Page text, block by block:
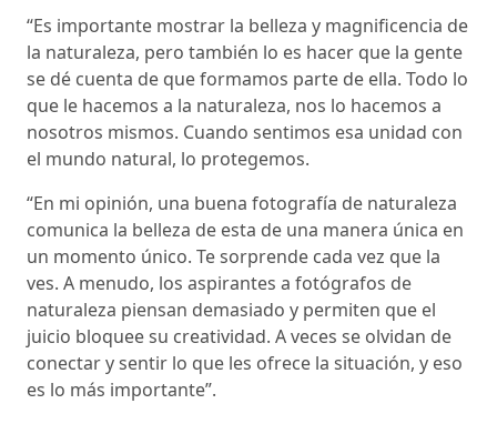
“Es importante mostrar la belleza y magnificencia de
la naturaleza, pero también lo es hacer que la gente
se dé cuenta de que formamos parte de ella. Todo lo
que le hacemos a la naturaleza, nos lo hacemos a
nosotros mismos. Cuando sentimos esa unidad con
el mundo natural, lo protegemos.
“En mi opinión, una buena fotografía de naturaleza
comunica la belleza de esta de una manera única en
un momento único. Te sorprende cada vez que la
ves. A menudo, los aspirantes a fotógrafos de
naturaleza piensan demasiado y permiten que el
juicio bloquee su creatividad. A veces se olvidan de
conectar y sentir lo que les ofrece la situación, y eso
es lo más importante”.